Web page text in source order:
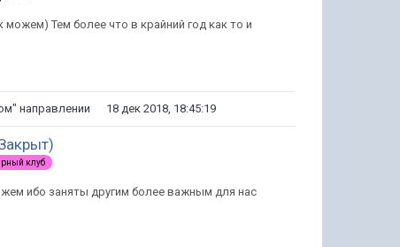
Тем более что в крайний год как то и
направлении 18 дек 2018, 18:45:19
клуб
ибо заняты другим более важным для нас